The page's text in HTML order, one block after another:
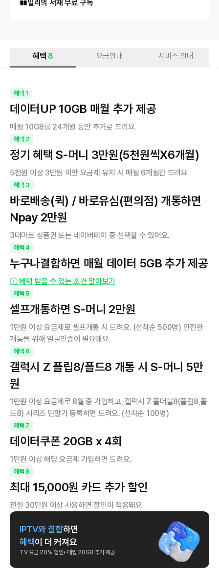
밀리의 서재 무료 구독
혜택 8 요금안내 서비스 안내
혜택 1
데이터UP 10GB 매월 추가 제공
매월 10GB를 24개월 동안 추가로 드려요.
혜택 2
정기 혜택 S-머니 3만원(5천원씩X6개월)
5천원 이상 3만원 미만 요금제 유지 시 매월 6개월간 드려요
혜택 3
바로배송(퀵) / 바로유심(편의점) 개통하면
Npay 2만원
3대마트 상품권 또는 네이버페이 중 선택할 수 있어요.
혜택 4
누구나결합하면 매월 데이터 5GB 추가 제공
ⓘ 혜택 받을 수 있는 조건 알아보기
혜택 5
셀프개통하면 S-머니 2만원
1만원 이상 요금제로 셀프개통 시 드려요. (선착순 500명) 안전한
개통을 위해 얼굴인증이 필요해요.
혜택 6
갤럭시 Z 플립8/폴드8 개통 시 S-머니 5만
원
1만원 이상 요금제로 8월 중 가입하고, 갤럭시 Z 폴더블8(플립8,폴
드8) 시리즈 단말기 등록하면 드려요. (선착순 100명)
혜택 7
데이터쿠폰 20GB x 4회
1만원 이상 해당 요금제 가입하면 드려요.
혜택 8
최대 15,000원 카드 추가 할인
전월 30만원 이상 사용하면 할인이 적용돼요
IPTV와 결합하면
혜택이 더 커져요
TV 요금 20% 할인+매월 20GB 추가 제공